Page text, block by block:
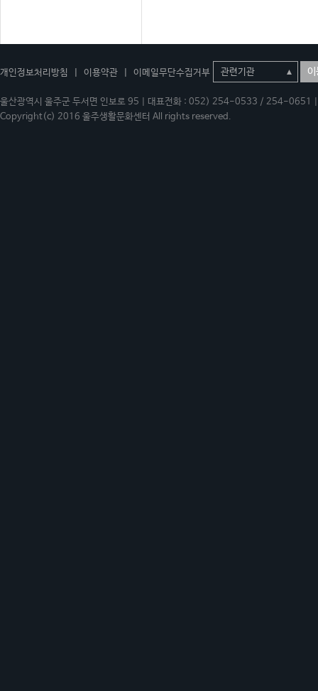
개인정보처리방침 이용약관 이메일무단수집거부 이
울산광역시 울주군 두서면 인보로 95 | 대표전화 : 052) 254-0533 / 254-
Copyright(c) 2016 울주생활문화센터 All rights reserved.